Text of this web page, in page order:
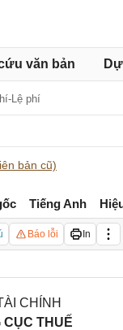
văn bản
Lệ phí
bản cũ)
Tiếng Anh
Báo lỗi In
CHÍNH
CỤC THUẾ